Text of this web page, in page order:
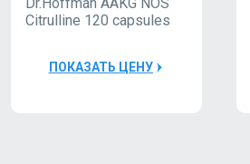
Citrulline 120 capsules
ПОКАЗАТЬ ЦЕНУ